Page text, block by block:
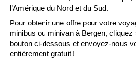
l’Amérique du Nord et du Sud.
Pour obtenir une offre pour votre
minibus ou minivan à Bergen, cliquez
bouton ci-dessous et envoyez-nous
entièrement gratuit !